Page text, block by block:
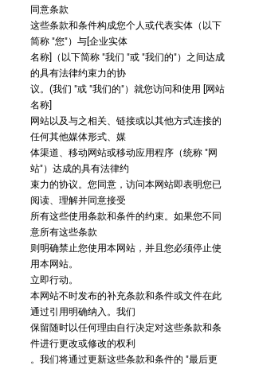
同意条款
这些条款和条件构成您个人或代表实体（以下
简称 "您"）与[企业实体
名称]（以下简称 "我们 "或 "我们的"）之间达成
的具有法律约束力的协
议。(我们 "或 "我们的"）就您访问和使用 [网站
名称]
网站以及与之相关、链接或以其他方式连接的
任何其他媒体形式、媒
体渠道、移动网站或移动应用程序（统称 "网
站"）达成的具有法律约
束力的协议。您同意，访问本网站即表明您已
阅读、理解并同意接受
所有这些使用条款和条件的约束。如果您不同
意所有这些条款
则明确禁止您使用本网站，并且您必须停止使
用本网站。
立即行动。
本网站不时发布的补充条款和条件或文件在此
通过引用明确纳入。我们
保留随时以任何理由自行决定对这些条款和条
件进行更改或修改的权利
。我们将通过更新这些条款和条件的 "最后更